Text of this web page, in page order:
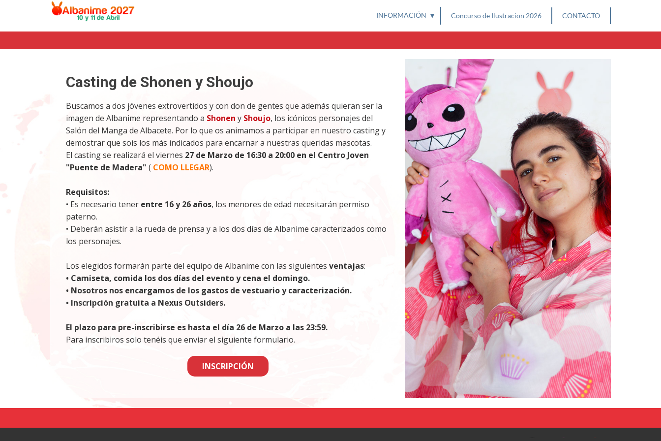
INFORMACIÓN Concurso de Ilustracion 2026 CONTACTO
Casting de Shonen y Shoujo
Buscamos a dos jóvenes extrovertidos y con don de gentes que además quieran ser la
imagen de Albanime representando a Shonen y Shoujo, los icónicos personajes del
Salón del Manga de Albacete. Por lo que os animamos a participar en nuestro casting y
demostrar que sois los más indicados para encarnar a nuestras queridas mascotas.
El casting se realizará el viernes 27 de Marzo de 16:30 a 20:00 en el Centro Joven
"Puente de Madera" ( COMO LLEGAR).
Requisitos:
• Es necesario tener entre 16 y 26 años, los menores de edad necesitarán permiso
paterno.
• Deberán asistir a la rueda de prensa y a los dos días de Albanime caracterizados como
los personajes.
Los elegidos formarán parte del equipo de Albanime con las siguientes ventajas:
• Camiseta, comida los dos días del evento y cena el domingo.
• Nosotros nos encargamos de los gastos de vestuario y caracterización.
• Inscripción gratuita a Nexus Outsiders.
El plazo para pre-inscribirse es hasta el día 26 de Marzo a las 23:59.
Para inscribiros solo tenéis que enviar el siguiente formulario.
INSCRIPCIÓN